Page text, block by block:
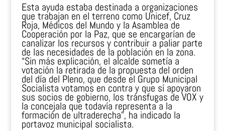
Esta ayuda estaba destinada a organizaciones
que trabajan en el terreno como Unicef, Cruz
Roja, Médicos del Mundo y la Asamblea de
Cooperación por la Paz, que se encargarían de
canalizar los recursos y contribuir a paliar parte
de las necesidades de la población en la zona.
“Sin más explicación, el alcalde sometía a
votación la retirada de la propuesta del orden
del día del Pleno, que desde el Grupo Municipal
Socialista votamos en contra y que sí apoyaron
sus socios de gobierno, los tránsfugas de VOX y
la concejala que todavía representa a la
formación de ultraderecha”, ha indicado la
portavoz municipal socialista.